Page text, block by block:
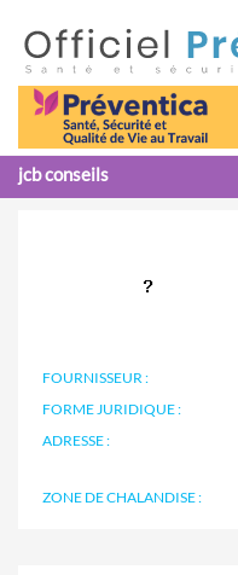
jcb conseils
FOURNISSEUR :
FORME JURIDIQUE :
ADRESSE :
ZONE DE CHALANDISE :